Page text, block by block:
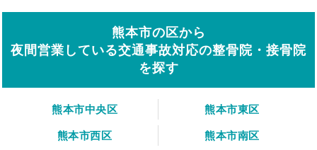
熊本市の区から
夜間営業している交通事故対応の整骨院・接骨院
を探す
熊本市中央区
熊本市東区
熊本市西区
熊本市南区